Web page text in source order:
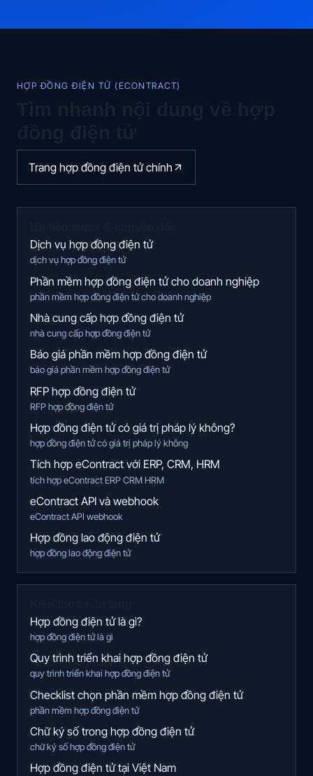
HỢP ĐỒNG ĐIỆN TỬ (ECONTRACT)
Trang hợp đồng điện tử chính
Dịch vụ hợp đồng điện tử
dịch vụ hợp đồng điện tử
Phần mềm hợp đồng điện tử cho doanh nghiệp
phần mềm hợp đồng điện tử cho doanh nghiệp
Nhà cung cấp hợp đồng điện tử
nhà cung cấp hợp đồng điện tử
Báo giá phần mềm hợp đồng điện tử
báo giá phần mềm hợp đồng điện tử
RFP hợp đồng điện tử
RFP hợp đồng điện tử
Hợp đồng điện tử có giá trị pháp lý không?
hợp đồng điện tử có giá trị pháp lý không
Tích hợp eContract với ERP, CRM, HRM
tích hợp eContract ERP CRM HRM
eContract API và webhook
eContract API webhook
Hợp đồng lao động điện tử
hợp đồng lao động điện tử
Hợp đồng điện tử là gì?
hợp đồng điện tử là gì
Quy trình triển khai hợp đồng điện tử
quy trình triển khai hợp đồng điện tử
Checklist chọn phần mềm hợp đồng điện tử
phần mềm hợp đồng điện tử
Chữ ký số trong hợp đồng điện tử
chữ ký số hợp đồng điện tử
Hợp đồng điện tử tại Việt Nam